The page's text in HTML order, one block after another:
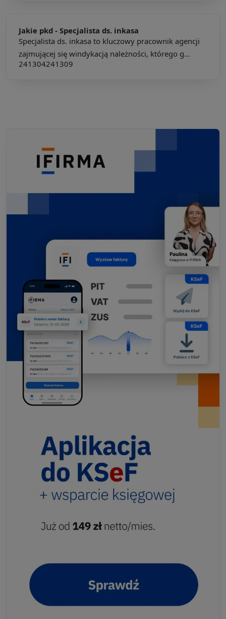
Jakie pkd - Specjalista ds. inkasa
Specjalista ds. inkasa to kluczowy pracownik agencji
zajmującej się windykacją należności, którego g...
241304241309